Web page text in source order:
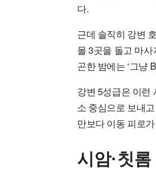
다.
근데 솔직히 강변
몰 3곳을 돌고 마
곤한 밤에는 ‘그냥
강변 5성급은 이런
소 중심으로 보내
만보다 이동 피로
시암·칫